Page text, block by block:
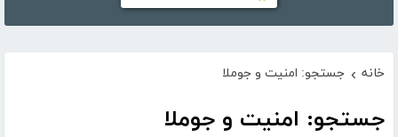
خانه › جستجو: امنیت و جوملا
جستجو: امنیت و جوملا